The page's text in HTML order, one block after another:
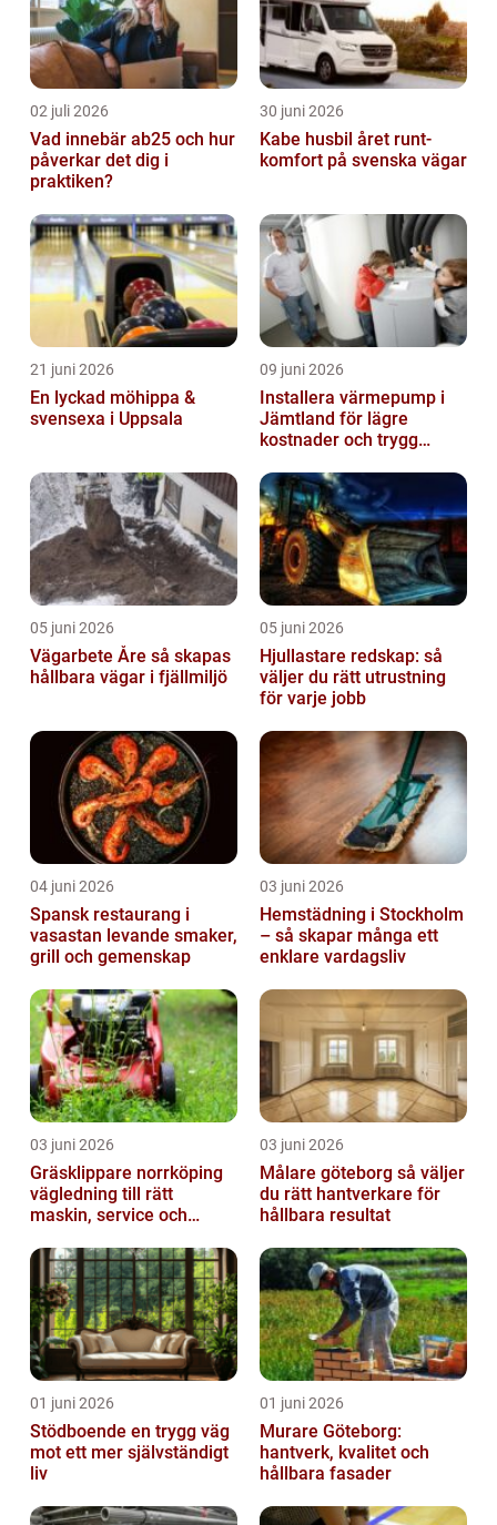
02 juli 2026
Vad innebär ab25 och hur
påverkar det dig i
praktiken?
30 juni 2026
Kabe husbil året runt-
komfort på svenska vägar
21 juni 2026
En lyckad möhippa &
svensexa i Uppsala
09 juni 2026
Installera värmepump i
Jämtland för lägre
kostnader och trygg
05 juni 2026
Vägarbete Åre så skapas
hållbara vägar i fjällmiljö
05 juni 2026
Hjullastare redskap: så
väljer du rätt utrustning
för varje jobb
04 juni 2026
Spansk restaurang i
vasastan levande smaker,
grill och gemenskap
03 juni 2026
Hemstädning i Stockholm
– så skapar många ett
enklare vardagsliv
03 juni 2026
Gräsklippare norrköping
vägledning till rätt
maskin, service och
03 juni 2026
Målare göteborg så väljer
du rätt hantverkare för
hållbara resultat
01 juni 2026
Stödboende en trygg väg
mot ett mer självständigt
liv
01 juni 2026
Murare Göteborg:
hantverk, kvalitet och
hållbara fasader